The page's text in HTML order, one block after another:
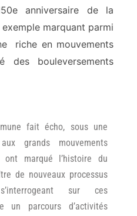
anniversaire de la
marquant parmi
riche en mouvements
des bouleversements
fait écho, sous une
grands mouvements
ont marqué l’histoire du
de nouveaux processus
sur ces
un parcours d’activités